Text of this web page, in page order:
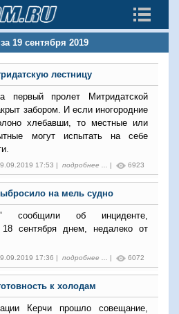
19 сентября 2019
лестницу
первый пролет Митридатской
забором. И если иногородние
хлебавши, то местные или
могут испытать на себе
17:53 | подробнее ... | 6923
на мель судно
сообщили об инциденте,
сентября днем, недалеко от
17:36 | подробнее ... | 6072
к холодам
Керчи прошло совещание,